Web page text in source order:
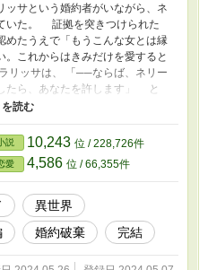
サという婚約者がいながら、ネ
いた。 証拠を突きつけられた
めたうえで「もうこんな女とは縁
これからはきみだけを愛すると
ッサは、 「──ならば、ネリー
たら、あなたを許します」 と
はたして、クラリッサの真意
説 10,243 位 / 228,726件
愛 4,586 位 / 66,355件
異世界
婚約破棄 完結